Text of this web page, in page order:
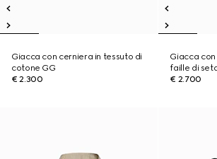
Giacca con cerniera in tessuto di
cotone GG
€ 2.300
Giacca
faille di
€ 2.700